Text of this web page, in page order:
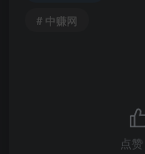
# 中赚网
点赞